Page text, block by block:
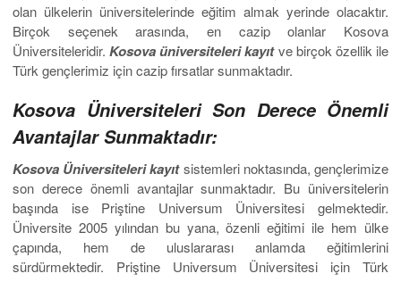
olan ülkelerin üniversitelerinde eğitim almak yerinde olacaktır.
Birçok seçenek arasında, en cazip olanlar Kosova
Üniversiteleridir.Kosova üniversiteleri kayıtve birçok özellik ile
Türk gençlerimiz için cazip fırsatlar sunmaktadır.
Kosova Üniversiteleri Son Derece Önemli
Avantajlar Sunmaktadır:
Kosova Üniversiteleri kayıtsistemleri noktasında, gençlerimize
son derece önemli avantajlar sunmaktadır. Bu üniversitelerin
başında ise Priştine Universum Üniversitesi gelmektedir.
Üniversite 2005 yılından bu yana, özenli eğitimi ile hem ülke
çapında, hem de uluslararası anlamda eğitimlerini
sürdürmektedir. Priştine Universum Üniversitesi için Türk